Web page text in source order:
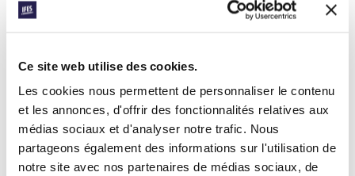
Ce site web utilise des cookies.
Les cookies nous permettent de personnaliser le contenu
et les annonces, d'offrir des fonctionnalités relatives aux
médias sociaux et d'analyser notre trafic. Nous
partageons également des informations sur l'utilisation de
notre site avec nos partenaires de médias sociaux, de
d’être formés, et ce, pour continuer ces
groupes et en lancer d’autres, notamment à
Pour en savoir plus concernant le ministère dans les
écoles secondaires parmi les mouvements de l’IFES,
soyez à l’affût du prochainblog Conexión, prévu le
3 juillet.
Partager: